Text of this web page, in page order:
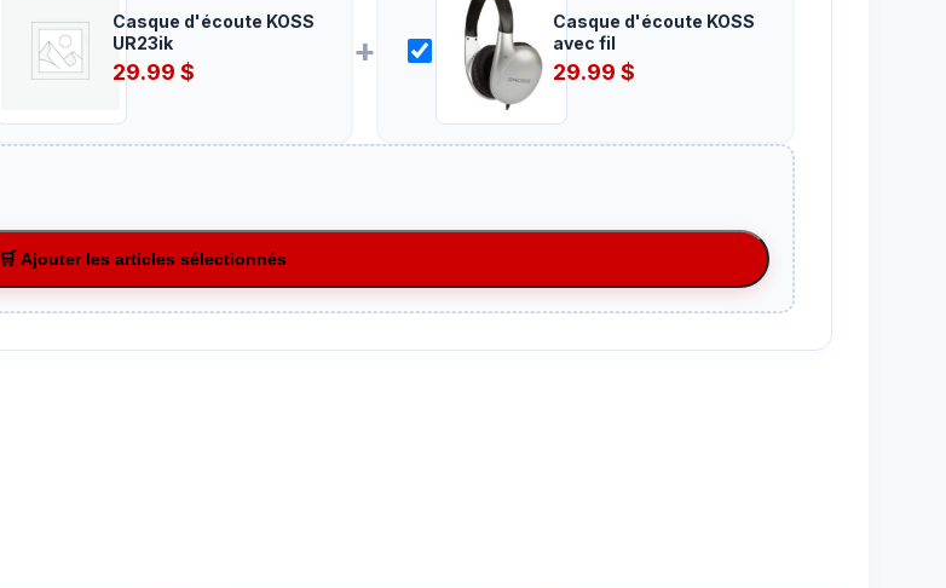
Casque d'écoute KOSS
UR23ik
29.99$
+
Casque d'écoute KOSS
avec fil
29.99$
🛒 Ajouter les articles sélectionnés